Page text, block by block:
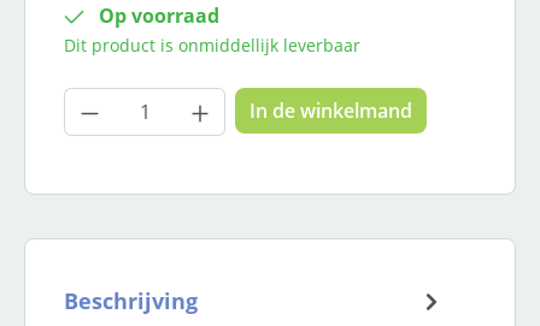
Op voorraad
Dit product is onmiddellijk leverbaar
Producthoeveelheid: Voer de
In de winkelmand
Beschrijving